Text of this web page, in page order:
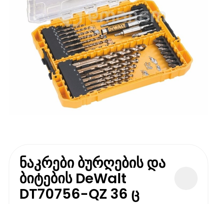
ნაკრები ბურღების და
ბიტების DeWalt
DT70756-QZ 36 ც